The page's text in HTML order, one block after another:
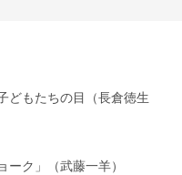
どもたちの目（長倉徳生
ーク」（武藤一羊）